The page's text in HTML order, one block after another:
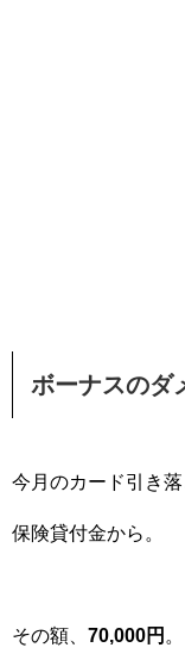
ボーナスのダ
今月のカード引き
保険貸付金から。
その額、 70,000円 。